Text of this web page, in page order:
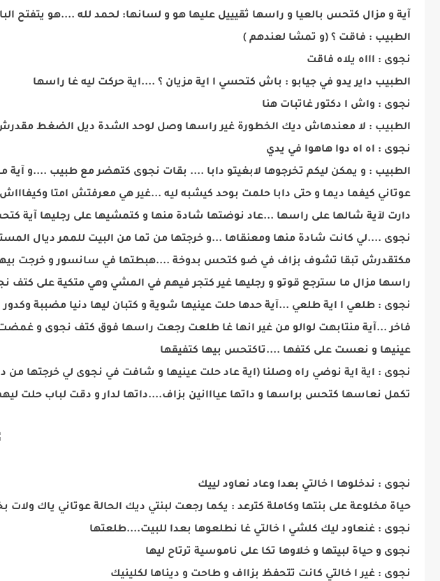
آية و مزال كتحس بالعيا و راسها ثقيييل عليها هو و لسانها: لحمد لله ....هو
الطبيب : فاقت ؟ (و تمشا لعندهم )
نجوى : اااه يلاه فاقت
الطبيب داير يدو في جيابو : باش كتحسي ا اية مزيان ؟ ....اية حركت ليه غا راسها
نجوى : واش ا دكتور غاتبات هنا
الطبيب : لا معندهاش ديك الخطورة غير راسها وصل لوحد الشدة ديل الضغط
نجوى : اه اه دوا هاهوا في يدي
الطبيب : و يمكن ليكم تخرجوها لابغيتو دابا .... بقات نجوى كتهضر مع طبيب ....و
عوتاني كيفما ديما و حتى دابا حلمت بوحد كيشبه ليه ...غير هي معرفتش امتا
دارت لآية شالها على راسها ...عاد نوضتها شادة منها و كتمشيها على رجليها
نجوى ....لي كانت شادة منها ومعنقاها ...و خرجتها من تما من البيت للممر ديال
مكتقدرش تبقا تشوف بزاف في ضو كتحس بدوخة ....هبطتها في سانسور و خرجت بيها
راسها مزال ما سترجع قوتو و رجليها غير كتجر فيهم في المشي وهي متكية على
نجوى : طلعي ا اية طلعي ...آية حدها حلت عينيها شوية و كتبان ليها دنيا مضببة
فاخر ...آية منتابهت لوالو من غير انها غا طلعت رجعت راسها فوق كتف نجوى و
عينيها و نعست على كتفها ....تاكتحس بيها كتفيقها
نجوى : اية اية نوضي راه وصلنا (اية عاد حلت عينيها و شافت في نجوى لي خرجتها
تكمل نعاسها كتحس براسها و داتها عيااانين بزاف....داتها لدار و دقت لباب حلت
نجوى : ندخلوها ا خالتي بعدا وعاد نعاود لييك
حياة مخلوعة على بنتها وكاملة كترعد : يكما رجعت لبنتي ديك الحالة عوتاني ياك ولات
نجوى : غنعاود ليك كلشي ا خالتي غا نطلعوها بعدا للبيت....طلعتها
نجوى و حياة لبيتها و خلاوها تكا على ناموسية ترتاح ليها
نجوى : غير ا خالتي كانت تتحفظ بزااف و طاحت و ديناها لكلينيك